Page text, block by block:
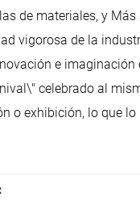
de materiales, y
vigorosa de la
e
celebrado al
o exhibición, lo que